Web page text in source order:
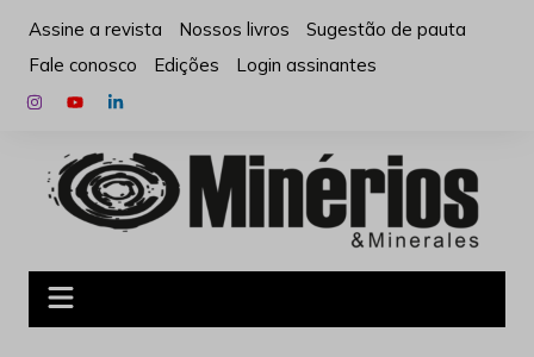
para
conteúdo
Assine a revista Nossos livros
Sugestão de pauta
Fale conosco
Edições Login assinantes